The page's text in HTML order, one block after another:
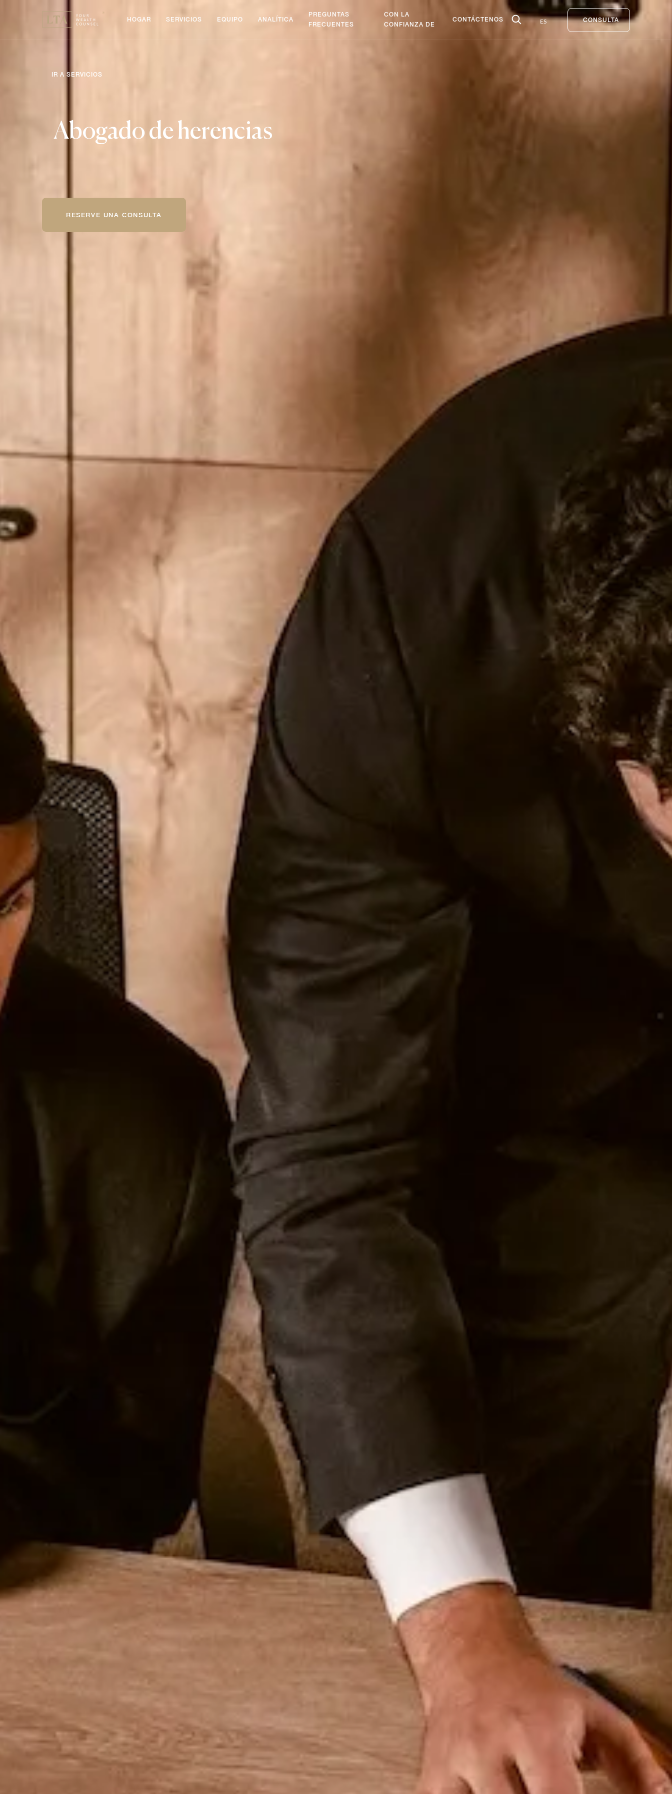
HOGAR SERVICIOS EQUIPO ANALÍTICA
PREGUNTAS
FRECUENTES
CON LA
CONFIANZA DE
CONTÁCTENOS ES CONSULTA
IR A SERVICIOS
Abogado de herencias
RESERVE UNA CONSULTA